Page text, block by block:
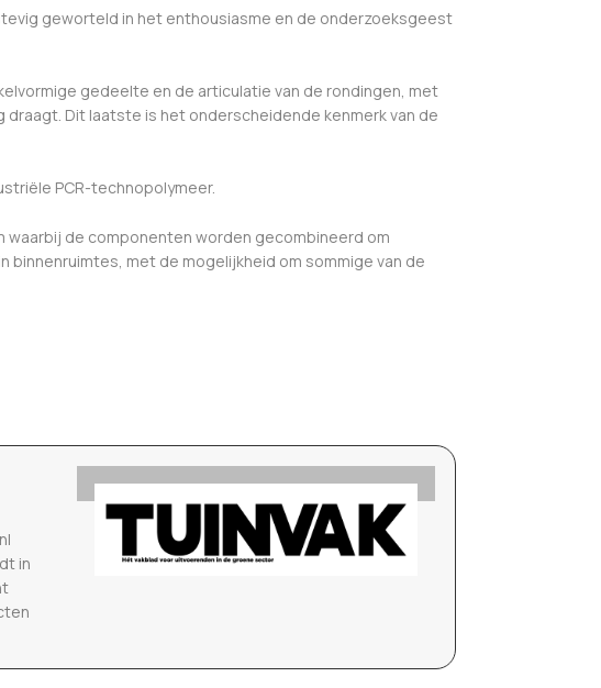
geworteld in het enthousiasme en de onderzoeksgeest
gedeelte en de articulatie van de rondingen, met
Dit laatste is het onderscheidende kenmerk van de
PCR-technopolymeer.
de componenten worden gecombineerd om
met de mogelijkheid om sommige van de
in